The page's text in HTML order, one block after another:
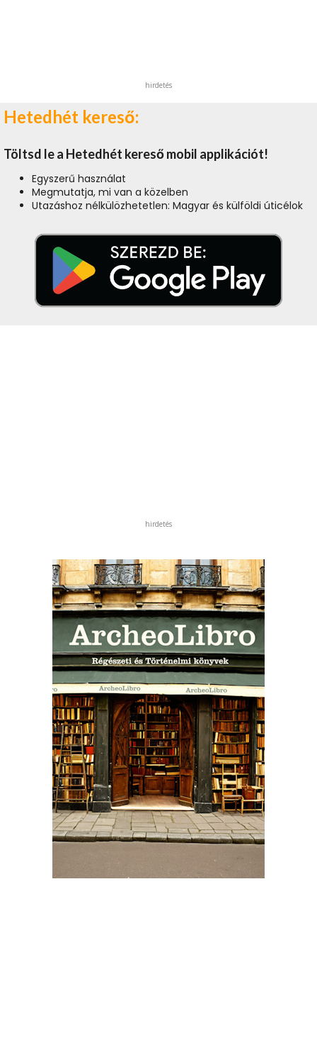
hirdetés
Hetedhét kereső:
Töltsd le a Hetedhét kereső mobil applikációt!
Egyszerű használat
Megmutatja, mi van a közelben
Utazáshoz nélkülözhetetlen: Magyar és külföldi úticélok
hirdetés